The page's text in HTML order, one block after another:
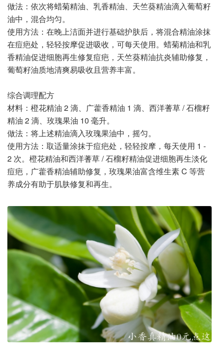
做法：依次将蜡菊精油、乳香精油、天竺葵精油滴入葡萄籽
油中，混合均匀。
使用方法：在晚上洁面并进行基础护肤后，将混合精油涂抹
在痘疤处，轻轻按摩促进吸收，可每天使用。蜡菊精油和乳
香精油促进细胞再生修复痘疤，天竺葵精油抗炎辅助修复，
葡萄籽油质地清爽易吸收且营养丰富。
综合调理配方
材料：橙花精油 2 滴、广藿香精油 1 滴、西洋蓍草 / 石榴籽
精油 2 滴、玫瑰果油 10 毫升。
做法：将上述精油滴入玫瑰果油中，摇匀。
使用方法：取适量涂抹于痘疤处，轻轻按摩，每天使用 1 -
2 次。橙花精油和西洋蓍草 / 石榴籽精油促进细胞再生淡化
痘疤，广藿香精油辅助修复，玫瑰果油富含维生素 C 等营
养成分有助于肌肤修复和再生。